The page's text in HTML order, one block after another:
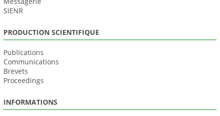
SIENR
PRODUCTION SCIENTIFIQUE
Publications
Communications
Brevets
Proceedings
INFORMATIONS